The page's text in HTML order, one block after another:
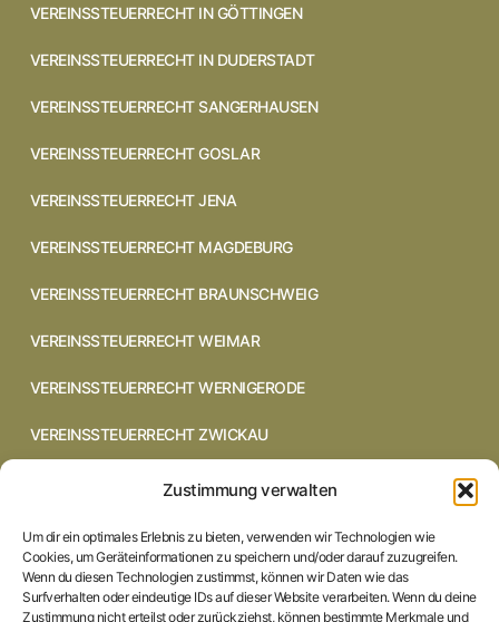
Zustimmung verwalten
Um dir ein optimales Erlebnis zu bieten, verwenden wir Technologien wie
Cookies, um Geräteinformationen zu speichern und/oder darauf zuzugreifen.
Wenn du diesen Technologien zustimmst, können wir Daten wie das
Surfverhalten oder eindeutige IDs auf dieser Website verarbeiten. Wenn du deine
Zustimmung nicht erteilst oder zurückziehst, können bestimmte Merkmale und
VEREINSSTEUERRECHT IN GÖTTINGEN
VEREINSSTEUERRECHT IN DUDERSTADT
VEREINSSTEUERRECHT SANGERHAUSEN
VEREINSSTEUERRECHT GOSLAR
VEREINSSTEUERRECHT JENA
VEREINSSTEUERRECHT MAGDEBURG
VEREINSSTEUERRECHT BRAUNSCHWEIG
VEREINSSTEUERRECHT WEIMAR
VEREINSSTEUERRECHT WERNIGERODE
VEREINSSTEUERRECHT ZWICKAU
VEREINSSTEUERRECHT CHEMNITZ
VEREINSSTEUERRECHT DRESDEN
VEREINSSTEUERRECHT COTTBUS